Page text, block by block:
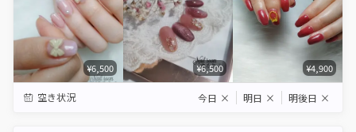
¥6,500 ¥6,500 ¥4,900
空き状況 今日 × 明日 × 明後日 ×